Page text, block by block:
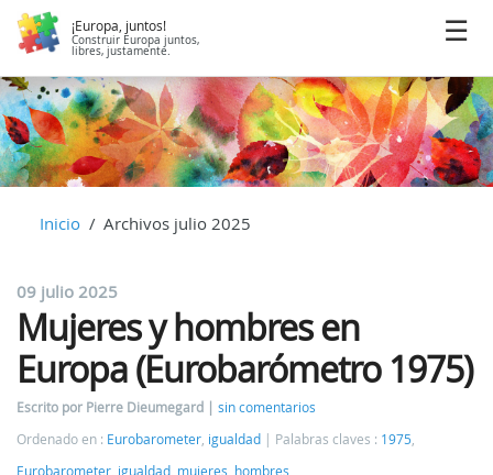
¡Europa, juntos!
Construir Europa juntos,
libres, justamente.
Inicio Archivos julio 2025
09 julio 2025
Mujeres y hombres en
Europa (Eurobarómetro 1975)
Escrito por Pierre Dieumegard
sin comentarios
Ordenado en : Eurobarometer igualdad Palabras claves : 1975
Eurobarometer igualdad mujeres hombres